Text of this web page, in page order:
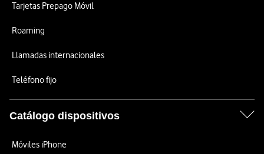
Tarjetas Prepago Móvil
Roaming
Llamadas internacionales
Teléfono fijo
Catálogo dispositivos
Móviles iPhone